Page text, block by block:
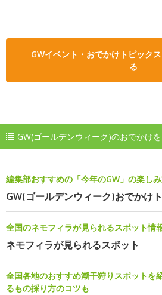
GWイベント・おでかけトピック
る
GW(ゴールデンウィーク)のおでかけ
編集部おすすめの「今年のGW」の楽し
GW(ゴールデンウィーク)おでかけ
全国のネモフィラが見られるスポット情
ネモフィラが見られるスポット
全国各地のおすすめ潮干狩りスポットを
るもの採り方のコツも